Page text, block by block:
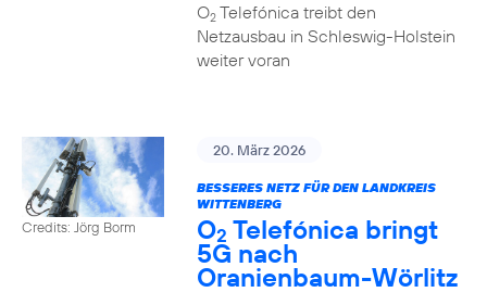
O2Telefónica treibt den
Netzausbau in Schleswig-Holstein
weiter voran
Credits: Jörg Borm
20. März 2026
BESSERES NETZ FÜR DEN LANDKREIS
WITTENBERG
O2 Telefónica bringt
5G nach
Oranienbaum-Wörlitz